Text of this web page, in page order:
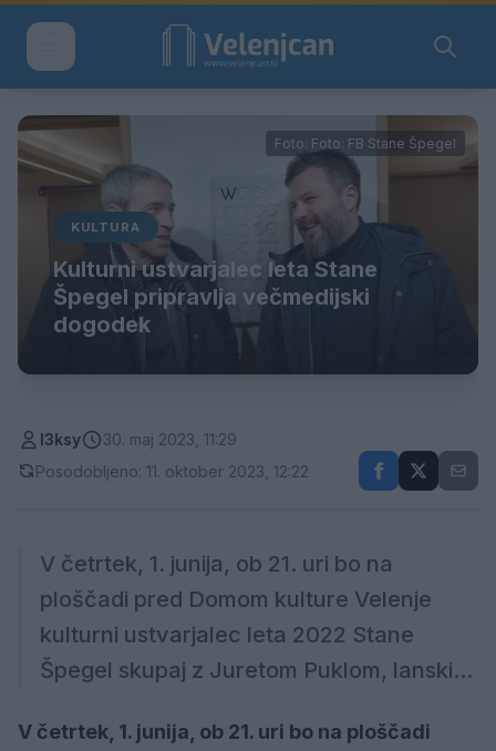
Foto: Foto: FB Stane Špegel
KULTURA
Kulturni ustvarjalec leta Stane
Špegel pripravlja večmedijski
dogodek
l3ksy
30. maj 2023, 11:29
Posodobljeno: 11. oktober 2023, 12:22
V četrtek, 1. junija, ob 21. uri bo na
ploščadi pred Domom kulture Velenje
kulturni ustvarjalec leta 2022 Stane
Špegel skupaj z Juretom Puklom, lanski...
V četrtek, 1. junija, ob 21. uri bo na ploščadi